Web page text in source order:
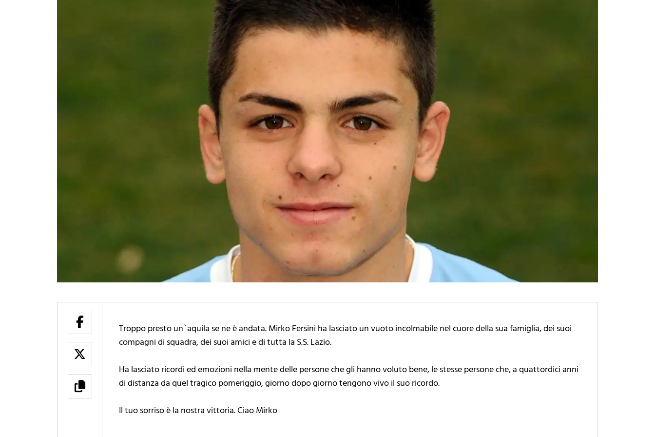
Troppo presto un`aquila se ne è andata. Mirko Fersini ha lasciato un vuoto incolmabile nel cuore della sua famiglia, dei suoi
compagni di squadra, dei suoi amici e di tutta la S.S. Lazio.
Ha lasciato ricordi ed emozioni nella mente delle persone che gli hanno voluto bene, le stesse persone che, a quattordici anni
di distanza da quel tragico pomeriggio, giorno dopo giorno tengono vivo il suo ricordo.
Il tuo sorriso è la nostra vittoria. Ciao Mirko